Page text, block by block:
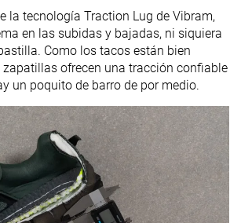
la tecnología Traction Lug de Vibram,
en las subidas y bajadas, ni siquiera
Como los tacos están bien
zapatillas ofrecen una tracción confiable
un poquito de barro de por medio.